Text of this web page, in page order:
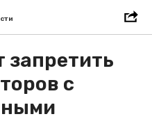
запретить
с